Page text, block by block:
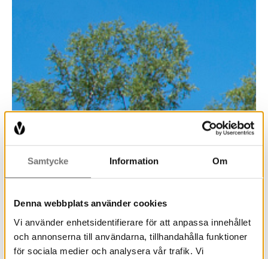
Samtycke Information Om
Denna webbplats använder cookies
Vi använder enhetsidentifierare för att anpassa innehållet
och annonserna till användarna, tillhandahålla funktioner
för sociala medier och analysera vår trafik. Vi